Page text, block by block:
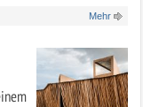
Mehr